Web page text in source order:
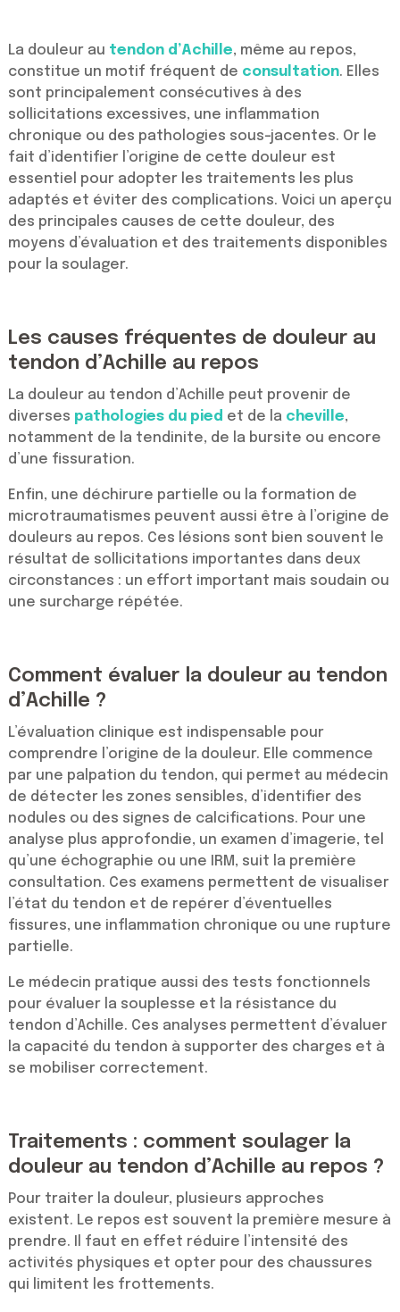
La douleur au tendon d’Achille, même au repos,
constitue un motif fréquent de consultation. Elles
sont principalement consécutives à des
sollicitations excessives, une inflammation
chronique ou des pathologies sous-jacentes. Or le
fait d’identifier l’origine de cette douleur est
essentiel pour adopter les traitements les plus
adaptés et éviter des complications. Voici un aperçu
des principales causes de cette douleur, des
moyens d’évaluation et des traitements disponibles
pour la soulager.
Les causes fréquentes de douleur au
tendon d’Achille au repos
La douleur au tendon d’Achille peut provenir de
diverses pathologies du pied et de la cheville,
notamment de la tendinite, de la bursite ou encore
d’une fissuration.
Enfin, une déchirure partielle ou la formation de
microtraumatismes peuvent aussi être à l’origine de
douleurs au repos. Ces lésions sont bien souvent le
résultat de sollicitations importantes dans deux
circonstances : un effort important mais soudain ou
une surcharge répétée.
Comment évaluer la douleur au tendon
d’Achille ?
L’évaluation clinique est indispensable pour
comprendre l’origine de la douleur. Elle commence
par une palpation du tendon, qui permet au médecin
de détecter les zones sensibles, d’identifier des
nodules ou des signes de calcifications. Pour une
analyse plus approfondie, un examen d’imagerie, tel
qu’une échographie ou une IRM, suit la première
consultation. Ces examens permettent de visualiser
l’état du tendon et de repérer d’éventuelles
fissures, une inflammation chronique ou une rupture
partielle.
Le médecin pratique aussi des tests fonctionnels
pour évaluer la souplesse et la résistance du
tendon d’Achille. Ces analyses permettent d’évaluer
la capacité du tendon à supporter des charges et à
se mobiliser correctement.
Traitements : comment soulager la
douleur au tendon d’Achille au repos ?
Pour traiter la douleur, plusieurs approches
existent. Le repos est souvent la première mesure à
prendre. Il faut en effet réduire l’intensité des
activités physiques et opter pour des chaussures
qui limitent les frottements.